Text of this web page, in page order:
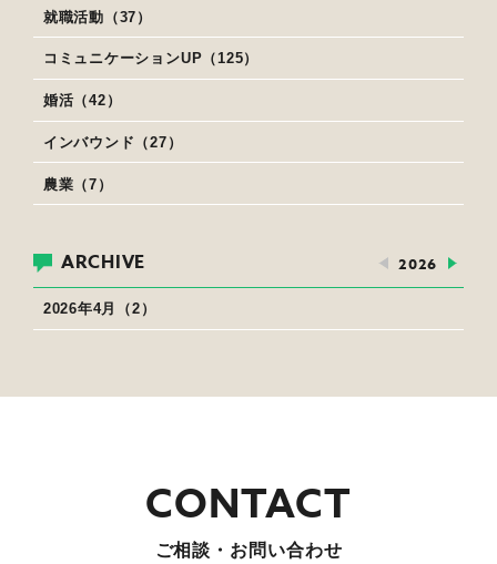
就職活動（37）
コミュニケーションUP（125）
婚活（42）
インバウンド（27）
農業（7）
ARCHIVE 2026
2026年4月（2）
ご相談・お問い合わせ